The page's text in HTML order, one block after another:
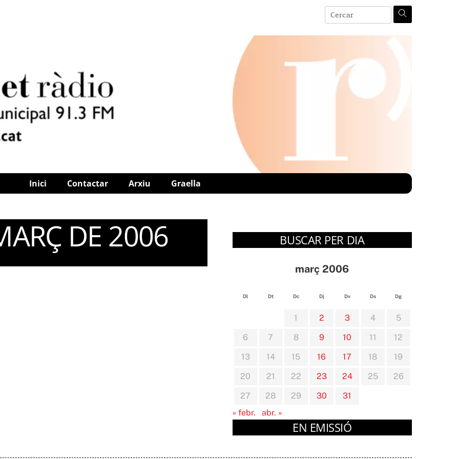
Inici Contactar Arxiu Graella
DE 2006 BUSCAR PER DIA
març 2006
Dl Dt Dc Dj Dv Ds Dg
1 2 3 4
5
6
7 8 9 10 11
12
13
14 15 16 17 18
19
20
21 22 23 24 25
26
27
28 29 30
31
« febr.
abr. »
EN EMISSIÓ